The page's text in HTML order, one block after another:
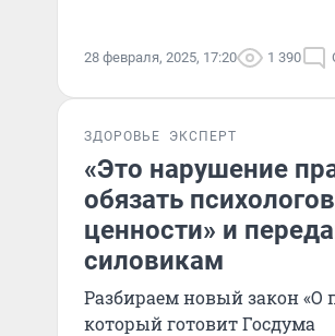
28 февраля, 2025, 17:20 1 390
ЗДОРОВЬЕ ЭКСПЕРТ
«Это нарушение
обязать
ценности» и
силовикам
Разбираем новый закон «О
который готовит Госдума